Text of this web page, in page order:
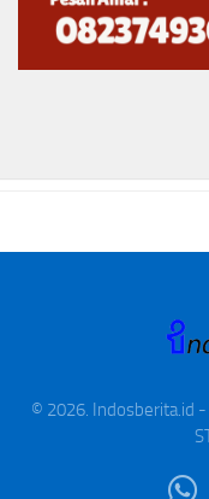
© 2026. Indosberita.id -